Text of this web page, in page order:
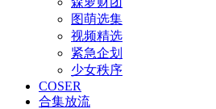
图萌选集
视频精选
紧急企划
少女秩序
COSER
合集放流